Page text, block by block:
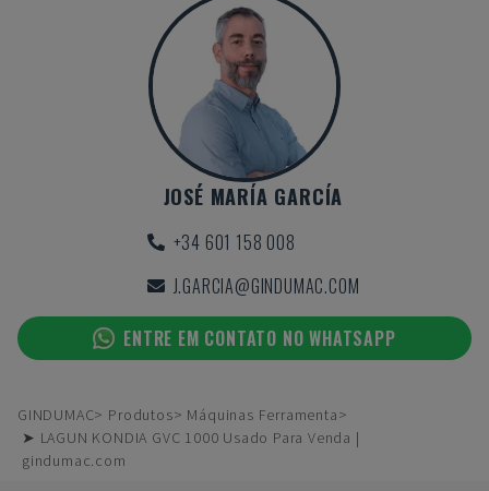
JOSÉ MARÍA GARCÍA
+34 601 158 008
J.GARCIA@GINDUMAC.COM
ENTRE EM CONTATO NO WHATSAPP
GINDUMAC Produtos
Máquinas Ferramenta
➤ LAGUN KONDIA GVC 1000 Usado Para Venda |
gindumac.com